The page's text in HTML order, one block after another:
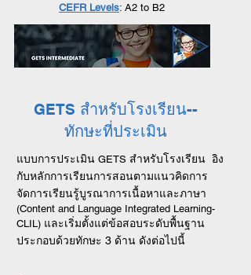
CEFR Levels: A2 to B2
GETS สำหรับโรงเรียน--
ทักษะที่ประเมิน
แบบการประเมิน GETS สำหรับโรงเรียน อิง
กับหลักการเรียนการสอนตามแนวคิดการ
จัดการเรียนรู้บูรณาการเนื้อหาและภาษา
(Content and Language Integrated Learning-
CLIL) และเริ่มตั้งแต่ข้อสอบระดับพื้นฐาน
ประกอบด้วยทักษะ 3 ด้าน ดังต่อไปนี้